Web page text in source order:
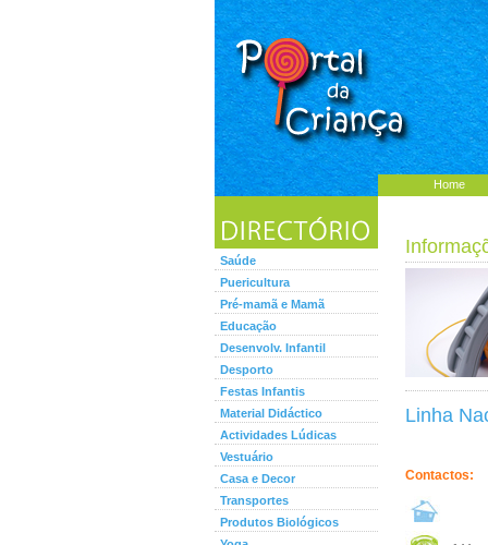
Home
Saúde
Puericultura
Pré-mamã e Mamã
Educação
Desenvolv. Infantil
Desporto
Festas Infantis
Material Didáctico
Actividades Lúdicas
Vestuário
Casa e Decor
Transportes
Produtos Biológicos
Linha
Contactos: